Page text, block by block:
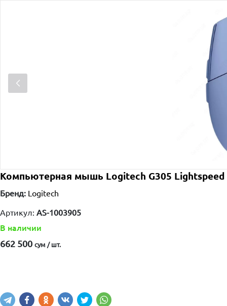
Компьютерная мышь Logitech G305 Lightspeed
Бренд: Logitech
Артикул: AS-1003905
В наличии
662 500 сум / шт.